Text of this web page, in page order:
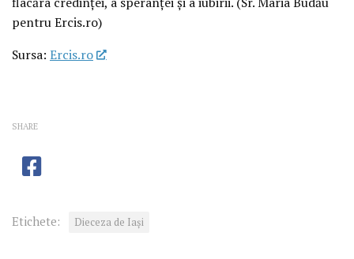
pentru Ercis.ro)
Sursa: Ercis.ro
SHARE
Etichete: Dieceza de Iași